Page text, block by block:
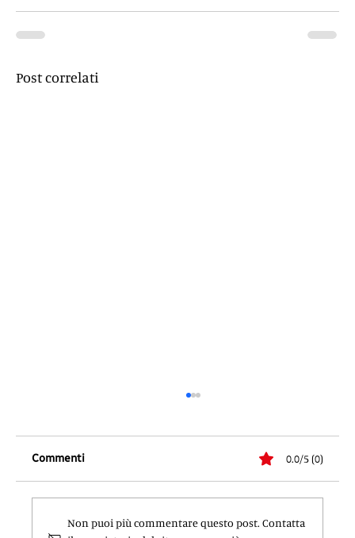
Post correlati
Commenti 0.0/5 (0)
Non puoi più commentare questo post. Contatta